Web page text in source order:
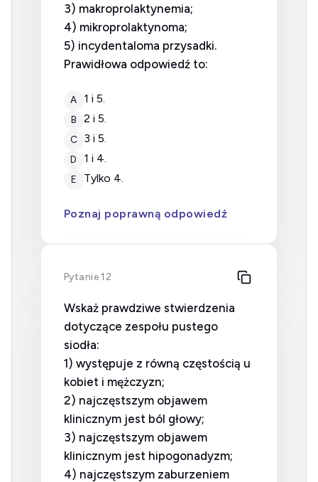
3) makroprolaktynemia;
4) mikroprolaktynoma;
5) incydentaloma przysadki.
Prawidłowa odpowiedź to:
A 1 i 5.
B 2 i 5.
C 3 i 5.
D 1 i 4.
E tylko 4.
Poznaj poprawną odpowiedź
Pytanie 12
Wskaż prawdziwe stwierdzenia
dotyczące zespołu pustego
siodła:
1) występuje z równą częstością u
kobiet i mężczyzn;
2) najczęstszym objawem
klinicznym jest ból głowy;
3) najczęstszym objawem
klinicznym jest hipogonadyzm;
4) najczęstszym zaburzeniem